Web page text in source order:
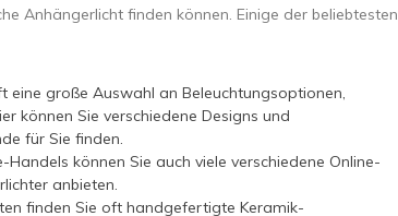
Anhängerlicht finden können. Einige der beliebtesten
eine große Auswahl an Beleuchtungsoptionen,
können Sie verschiedene Designs und
für Sie finden.
können Sie auch viele verschiedene Online-
anbieten.
finden Sie oft handgefertigte Keramik-